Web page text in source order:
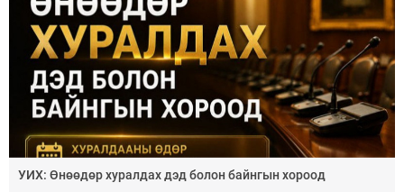
УИХ: Өнөөдөр хуралдах дэд болон байнгын хороод